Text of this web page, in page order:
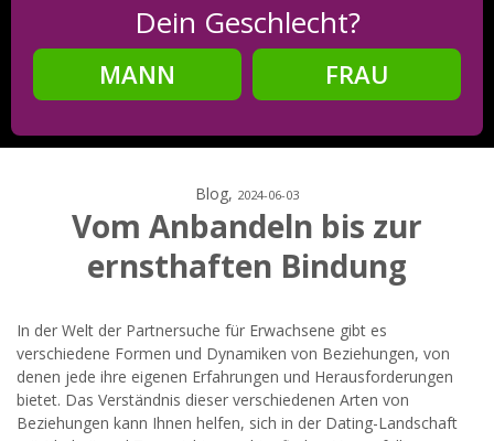
Dein Geschlecht?
MANN
FRAU
Schritt2
Schritt 3
Deine E-Mail?
Mit meiner Anmeldung erkläre ich mich mit den
Blog, 2024-06-03
Vom Anbandeln bis zur
ernsthaften Bindung
In der Welt der Partnersuche für Erwachsene gibt es
verschiedene Formen und Dynamiken von Beziehungen, von
denen jede ihre eigenen Erfahrungen und Herausforderungen
bietet. Das Verständnis dieser verschiedenen Arten von
Beziehungen kann Ihnen helfen, sich in der Dating-Landschaft